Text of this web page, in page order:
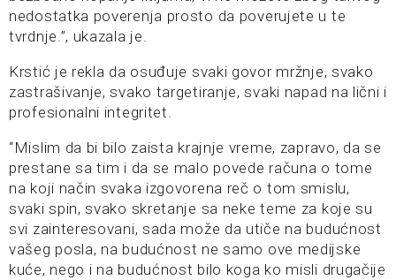
nedostatka poverenja prosto da poverujete u te
tvrdnje.”, ukazala je.
Krstić je rekla da osuđuje svaki govor mržnje, svako
zastrašivanje, svako targetiranje, svaki napad na lični i
profesionalni integritet.
“Mislim da bi bilo zaista krajnje vreme, zapravo, da se
prestane sa tim i da se malo povede računa o tome
na koji način svaka izgovorena reč o tom smislu,
svaki spin, svako skretanje sa neke teme za koje su
svi zainteresovani, sada može da utiče na budućnost
vašeg posla, na budućnost ne samo ove medijske
kuće, nego i na budućnost bilo koga ko misli drugačije